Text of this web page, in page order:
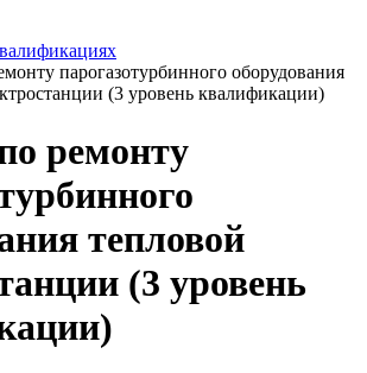
парогазотурбинного оборудования
(3 уровень квалификации)
ремонту
тепловой
(3 уровень